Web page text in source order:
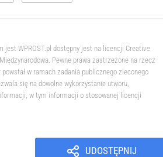
jest WPROST.pl dostępny jest na licencji Creative
Pewne prawa zastrzeżone na rzecz
w ramach zadania publicznego zleconego
się na dowolne wykorzystanie utworu,
w tym informacji o stosowanej licencji
UDOSTĘPNIJ